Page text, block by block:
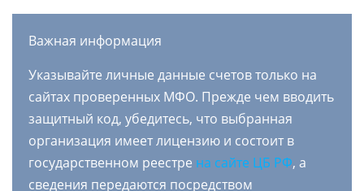
Важная информация
Указывайте личные данные счетов только на
сайтах проверенных МФО. Прежде чем вводить
защитный код, убедитесь, что выбранная
организация имеет лицензию и состоит в
государственном реестре на сайте ЦБ РФ, а
сведения передаются посредством